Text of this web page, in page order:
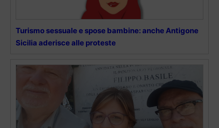
Turismo sessuale e spose bambine: anche Antigone
Sicilia aderisce alle proteste